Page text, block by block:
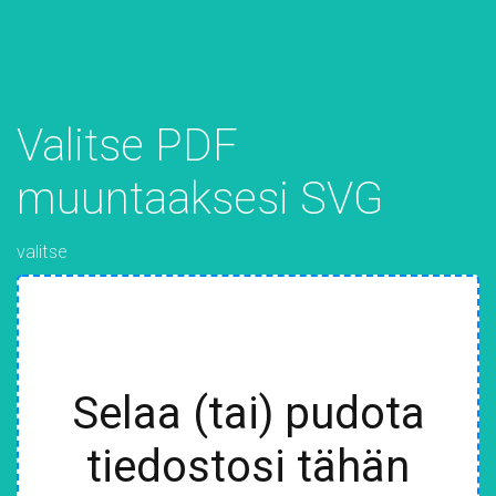
Valitse PDF
muuntaaksesi SVG
valitse
Selaa (tai) pudota
tiedostosi tähän